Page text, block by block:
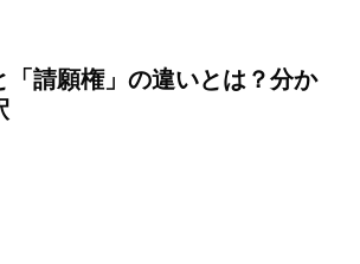
「請願権」の違いとは？分か